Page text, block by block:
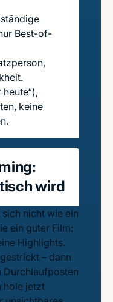
Best-of-
keine
wird
nicht wie ein
ein guter Film:
Highlights.
– dann
Durchlaufposten
hole jetzt